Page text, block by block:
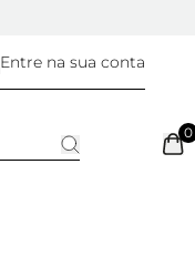
Entre na sua conta
0